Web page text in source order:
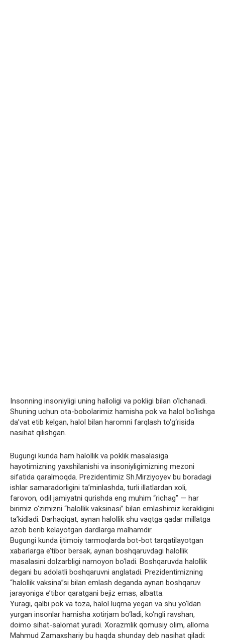
Insonning insoniyligi uning halloligi va pokligi bilan o‘lchanadi.
Shuning uchun ota-bobolarimiz hamisha pok va halol bo‘lishga
da’vat etib kelgan, halol bilan haromni farqlash to‘g‘risida
nasihat qilishgan.
Bugungi kunda ham halollik va poklik masalasiga
hayotimizning yaxshilanishi va insoniyligimizning mezoni
sifatida qaralmoqda. Prezidentimiz Sh.Mirziyoyev bu boradagi
ishlar samaradorligini ta’minlashda, turli illatlardan xoli,
farovon, odil jamiyatni qurishda eng muhim “richag” — har
birimiz o‘zimizni “halollik vaksinasi” bilan emlashimiz kerakligini
ta’kidladi. Darhaqiqat, aynan halollik shu vaqtga qadar millatga
azob berib kelayotgan dardlarga malhamdir.
Bugungi kunda ijtimoiy tarmoqlarda bot-bot tarqatilayotgan
xabarlarga e’tibor bersak, aynan boshqaruvdagi halollik
masalasini dolzarbligi namoyon bo‘ladi. Boshqaruvda halollik
degani bu adolatli boshqaruvni anglatadi. Prezidentimizning
“halollik vaksina”si bilan emlash deganda aynan boshqaruv
jarayoniga e’tibor qaratgani bejiz emas, albatta.
Yuragi, qalbi pok va toza, halol luqma yegan va shu yo‘ldan
yurgan insonlar hamisha xotirjam bo‘ladi, ko‘ngli ravshan,
doimo sihat-salomat yuradi. Xorazmlik qomusiy olim, alloma
Mahmud Zamaxshariy bu haqda shunday deb nasihat qiladi: